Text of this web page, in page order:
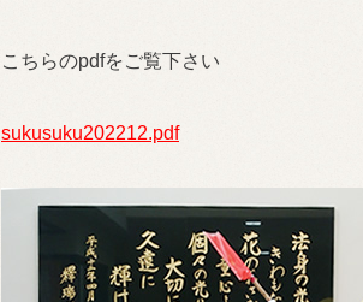
こちらのpdfをご覧下さい
sukusuku202212.pdf